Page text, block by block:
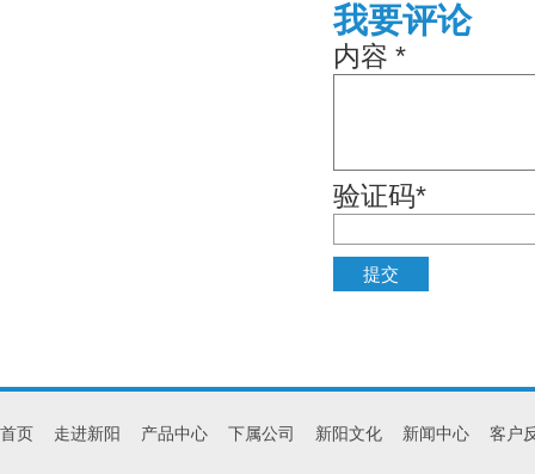
我要评论
内容 *
验证码*
首页 走进新阳 产品中心 下属公司 新阳文化 新闻中心 客户